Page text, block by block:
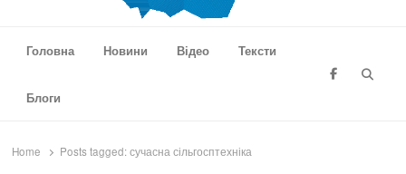
Головна
Новини Відео Тексти
Блоги
Home Posts tagged:сучасна сільгосптехніка